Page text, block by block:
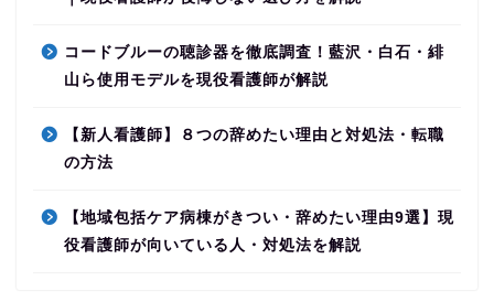
コードブルーの聴診器を徹底調査！藍沢・白石・緋
山ら使用モデルを現役看護師が解説
【新人看護師】８つの辞めたい理由と対処法・転職
の方法
【地域包括ケア病棟がきつい・辞めたい理由9選】現
役看護師が向いている人・対処法を解説